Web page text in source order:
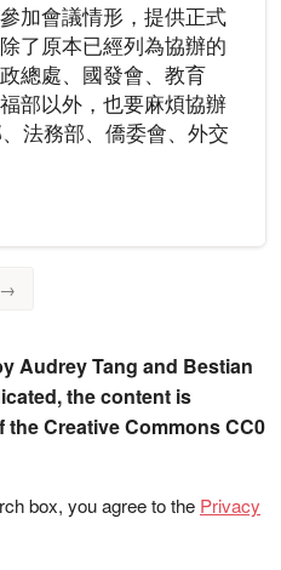
加會議情形，提供正式
了原本已經列為協辦的
總處、國發會、教育
部以外，也要麻煩協辦
法務部、僑委會、外交
→
Audrey Tang and Bestian
the content is
Creative Commons CC0
box, you agree to the Privacy